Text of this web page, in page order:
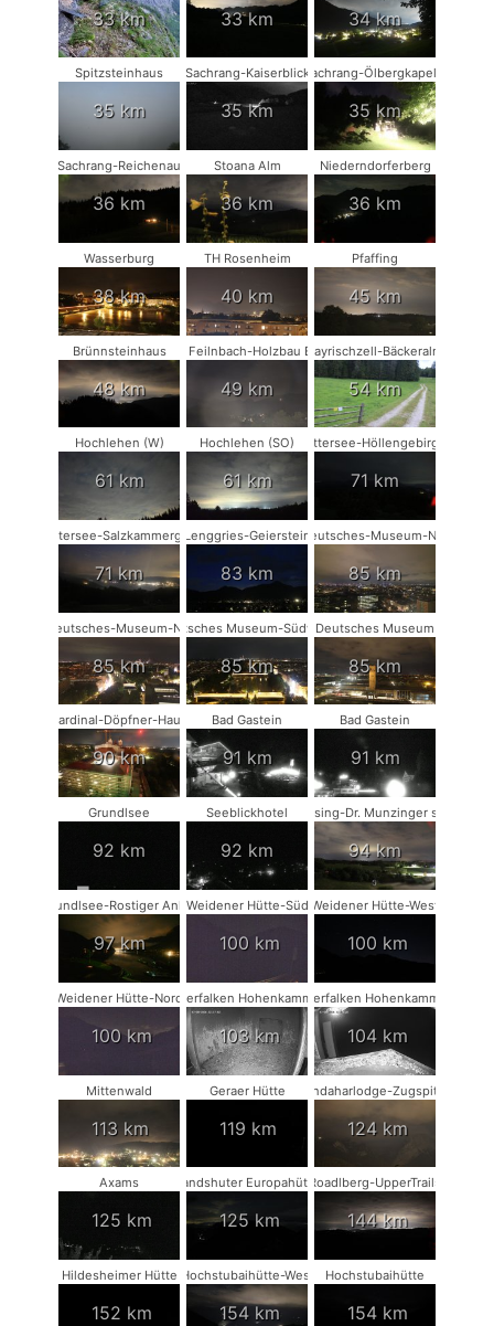
33 km 33 km 34 km
Spitzsteinhaus
35 km
Sachrang-Kaiserblick
35 km
Sachrang-Ölbergkapelle
35 km
Sachrang-Reichenau
36 km
Stoana Alm
36 km
Niederndorferberg
36 km
Wasserburg
38 km
TH Rosenheim
40 km
Pfaffing
45 km
Brünnsteinhaus
48 km
Bad Feilnbach-Holzbau Eder
49 km
Bayrischzell-Bäckeralm
54 km
Hochlehen (W)
61 km
Hochlehen (SO)
61 km
Attersee-Höllengebirge
71 km
Attersee-Salzkammergut
71 km
Lenggries-Geierstein
83 km
Deutsches-Museum-NW
85 km
Deutsches-Museum-NO
85 km
Deutsches Museum-Südwest
85 km
Deutsches Museum
85 km
Kardinal-Döpfner-Haus
90 km
Bad Gastein
91 km
Bad Gastein
91 km
Grundlsee
92 km
Seeblickhotel
92 km
Münsing-Dr. Munzinger sport
94 km
Grundlsee-Rostiger Anker
97 km
Weidener Hütte-Süd
100 km
Weidener Hütte-West
100 km
Weidener Hütte-Nord
100 km
Wanderfalken Hohenkammer #1
103 km
Wanderfalken Hohenkammer #2
104 km
Mittenwald
113 km
Geraer Hütte
119 km
Kandaharlodge-Zugspitze
124 km
Axams
125 km
Landshuter Europahütte
125 km
Roadlberg-UpperTrails
144 km
Hildesheimer Hütte
152 km
Hochstubaihütte-West
154 km
Hochstubaihütte
154 km